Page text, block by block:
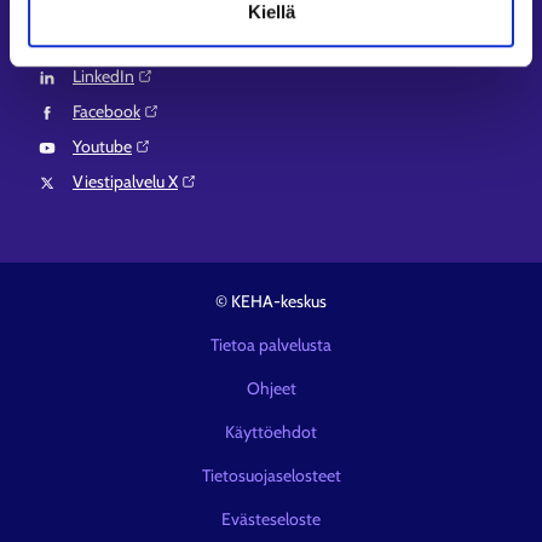
Kiellä
Instagram⁠
LinkedIn⁠
Facebook⁠
Youtube⁠
Viestipalvelu X⁠
© KEHA-keskus
Tietoa palvelusta
Ohjeet
Käyttöehdot
Tietosuojaselosteet
Evästeseloste